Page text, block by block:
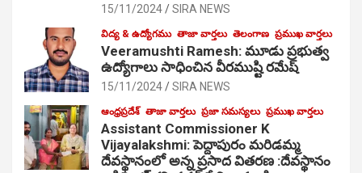
15/11/2024 SIRA NEWS
విద్య & ఉద్యోగము తాజా వార్తలు తెలంగాణ ప్రముఖ వార్తలు
Veeramushti Ramesh: మూడు ప్రభుత్వ
ఉద్యోగాలు సాధించిన వీరముష్టి రమేష్
15/11/2024 SIRA NEWS
ఆంధ్రప్రదేశ్ తాజా వార్తలు ప్రజా సమస్యలు ప్రముఖ వార్తలు
Assistant Commissioner K
Vijayalakshmi: పెద్దాపురం మరిడమ్మ
దేవస్థానంలో అన్న ప్రసాద వితరణ :దేవస్థానం